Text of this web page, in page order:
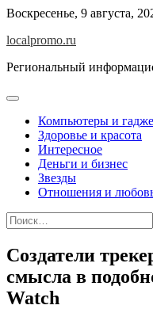
Перейти
содержимому
Воскресенье, 9 августа,
localpromo.ru
Региональный
Компьютеры и
Здоровье и красота
Интересное
Деньги и бизнес
Звезды
Отношения и
Найти:
Создатели
смысла в
Watch